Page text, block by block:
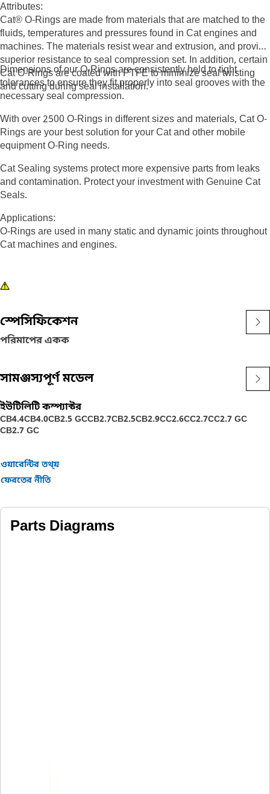
Attributes:
Cat® O-Rings are made from materials that are matched to the
fluids, temperatures and pressures found in Cat engines and
machines. The materials resist wear and extrusion, and provide
superior resistance to seal compression set. In addition, certain
Cat O-Rings are coated with PTFE to minimize seal twisting
and cutting during seal installation.
Dimensions of our O-Rings are consistently held to tight
tolerances to ensure they fit properly into seal grooves with the
necessary seal compression.
With over 2500 O-Rings in different sizes and materials, Cat O-
Rings are your best solution for your Cat and other mobile
equipment O-Ring needs.
Cat Sealing systems protect more expensive parts from leaks
and contamination. Protect your investment with Genuine Cat
Seals.
Applications:
O-Rings are used in many static and dynamic joints throughout
Cat machines and engines.
স্পেসিফিকেশন
পরিমাপের একক
সামঞ্জস্যপূর্ণ মডেল
ইউটিলিটি কম্প্যাক্টর
CB4.4CB4.0CB2.5 GCCB2.7CB2.5CB2.9CC2.6CC2.7CC2.7 GC
CB2.7 GC
ওয়ারেন্টির তথ্য়
ফেরতের নীতি
Parts Diagrams